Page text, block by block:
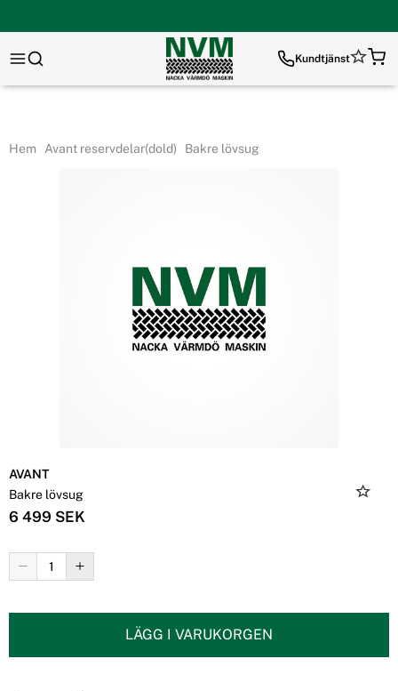
Kundtjänst
Hem Avant reservdelar(dold) Bakre lövsug
AVANT
Bakre lövsug
6 499 SEK
LÄGG I VARUKORGEN